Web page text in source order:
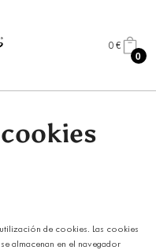
0 €
CARRITO
0
de cookies. Las cookies
almacenan en el navegador